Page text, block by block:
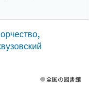
全国の図書館